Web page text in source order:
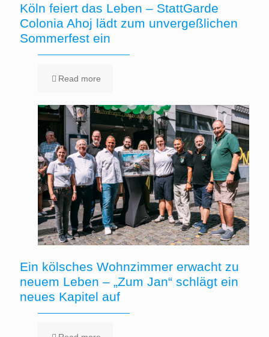
Köln feiert das Leben – StattGarde
Colonia Ahoj lädt zum unvergeßlichen
Sommerfest ein
Read more
Ein kölsches Wohnzimmer erwacht zu
neuem Leben – „Zum Jan“ schlägt ein
neues Kapitel auf